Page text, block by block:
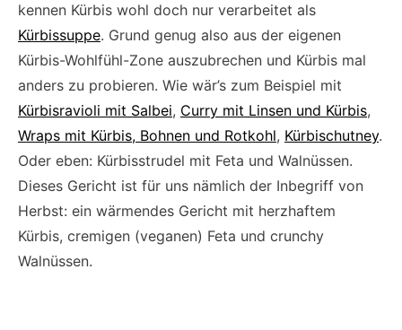
kennen Kürbis wohl doch nur verarbeitet als
Kürbissuppe. Grund genug also aus der eigenen
Kürbis-Wohlfühl-Zone auszubrechen und Kürbis mal
anders zu probieren. Wie wär’s zum Beispiel mit
Kürbisravioli mit Salbei, Curry mit Linsen und Kürbis,
Wraps mit Kürbis, Bohnen und Rotkohl, Kürbischutney.
Oder eben: Kürbisstrudel mit Feta und Walnüssen.
Dieses Gericht ist für uns nämlich der Inbegriff von
Herbst: ein wärmendes Gericht mit herzhaftem
Kürbis, cremigen (veganen) Feta und crunchy
Walnüssen.